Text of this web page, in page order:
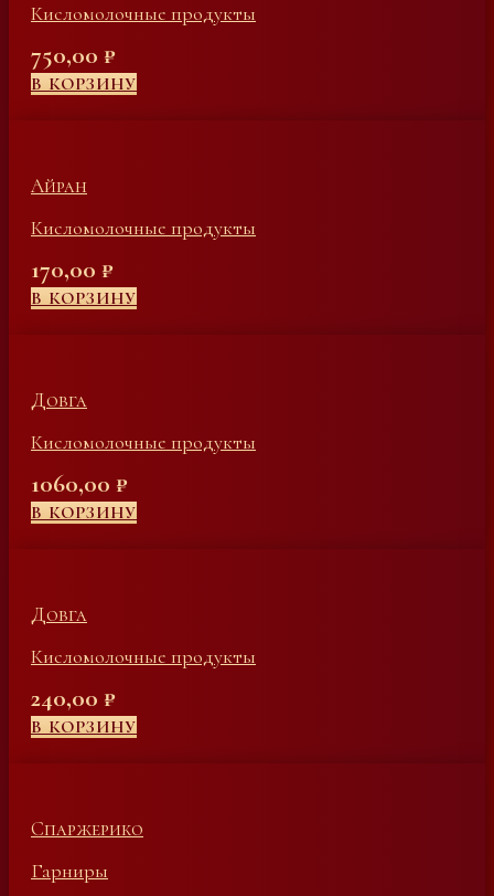
Кисломолочные продукты
750,00 ₽
В КОРЗИНУ
Айран
Кисломолочные продукты
170,00 ₽
В КОРЗИНУ
Довга
Кисломолочные продукты
1060,00 ₽
В КОРЗИНУ
Довга
Кисломолочные продукты
240,00 ₽
В КОРЗИНУ
Спаржерико
Гарниры